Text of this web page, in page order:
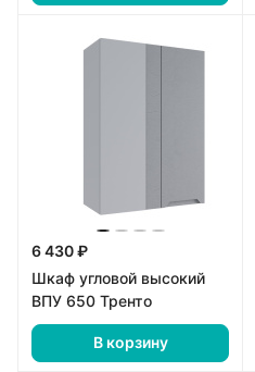
6 430 ₽
Шкаф угловой высокий
ВПУ 650 Тренто
В корзину